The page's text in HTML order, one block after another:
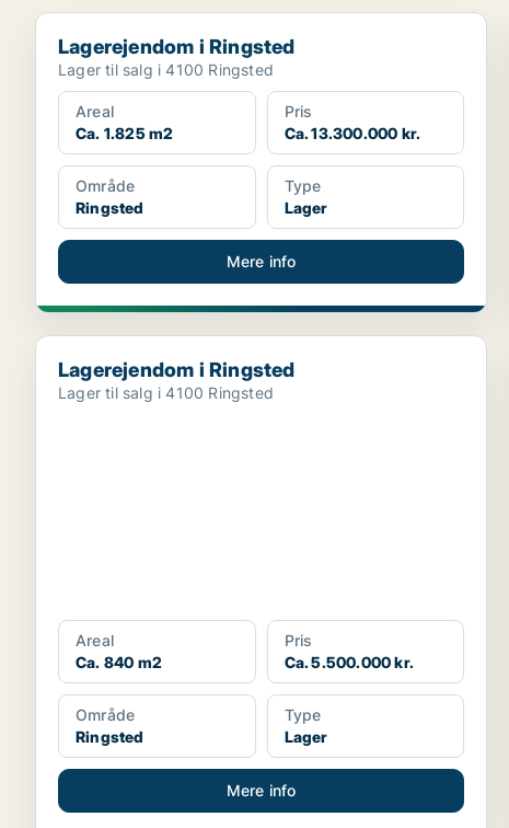
Lagerejendom i Ringsted
Lagerejendom i Ringsted
Lager til salg i 4100 Ringsted
Areal
Ca. 1.825 m2
Pris
Ca. 13.300.000 kr.
Område
Ringsted
Type
Lager
Mere info
Lagerejendom i Ringsted
Lagerejendom i Ringsted
Lager til salg i 4100 Ringsted
Areal
Ca. 840 m2
Pris
Ca. 5.500.000 kr.
Område
Ringsted
Type
Lager
Mere info